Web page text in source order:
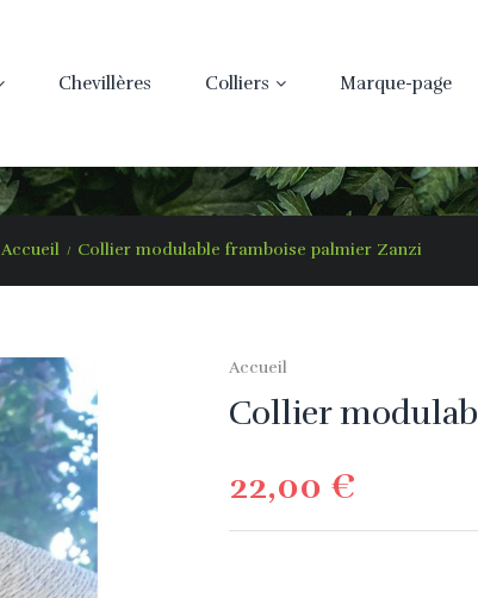
Chevillères Colliers Marque-page
Accueil Collier modulable framboise palmier Zanzi
Accueil
Collier
22,00 €